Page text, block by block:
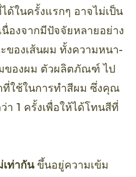
ด้ในครั้งแรกๆ อาจไม่เป็น
นื่องจากมีปัจจัยหลายอย่าง
องเส้นผม ทั้งความหนา-
ของผม ตัวผลิตภัณฑ์ ไป
ที่ใช้ในการทำสีผม ซึ่งคุณ
1 ครั้งเพื่อให้ได้โทนสีที่
เท่ากันขึ้นอยู่ความเข้ม